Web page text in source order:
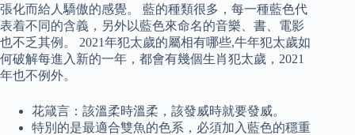
張化而給人驕傲的感覺。 藍的種類很多，每一種藍色代
表着不同的含義，另外以藍色來命名的音樂、書、電影
也不乏其例。 2021年犯太歲的屬相有哪些,牛年犯太歲如
何破解每進入新的一年，都會有幾個生肖犯太歲，2021
年也不例外。
花箴言：該溫柔時溫柔，該發威時就要發威。
特別的是最適合雙魚的色系，必須加入藍色的穩重